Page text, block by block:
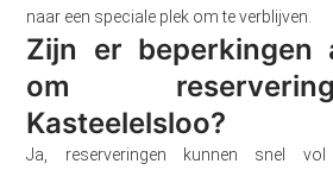
naar een speciale plek om te verblijven.
Zijn er beperkingen
om
Kasteelelsloo?
Ja, reserveringen kunnen snel